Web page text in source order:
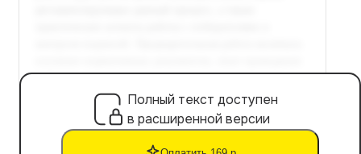
Полный текст доступен
в расширенной версии